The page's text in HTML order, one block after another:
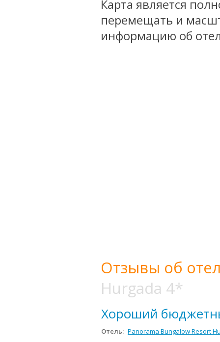
Карта является
перемещать и
информацию об
Отзывы об
Hurgada 4*
Хороший
Отель: Panorama Bungalow Resort